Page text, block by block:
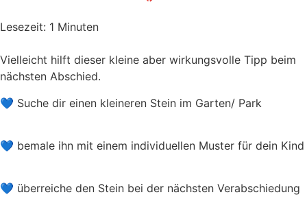
Lesezeit: 1 Minuten
Vielleicht hilft dieser kleine aber wirkungsvolle Tipp beim
nächsten Abschied.
💙 Suche dir einen kleineren Stein im Garten/ Park
💙 bemale ihn mit einem individuellen Muster für dein Kind
💙 überreiche den Stein bei der nächsten Verabschiedung